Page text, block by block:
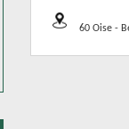
60 Oise -